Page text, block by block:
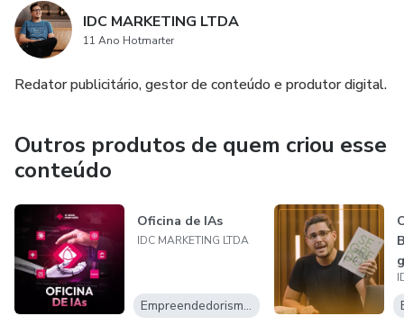
IDC MARKETING LTDA
11 Ano Hotmarter
Redator publicitário, gestor de conteúdo e produtor digital.
Outros produtos de quem criou esse
conteúdo
Oficina de IAs
IDC MARKETING LTDA
Empreendedorismo Digital